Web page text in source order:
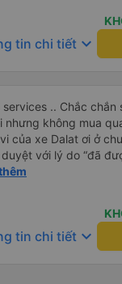
k đòi hỏi gì nhìu
để đi vệ sinh.
tin chi tiết keyboard_arrow_down
services .. Chắc
nhưng không mua
của xe Dalat ơi ở
với lý do “đã
tôi là khách hàng
vì xử lý tào lao này.
về trải nghiệm
tin chi tiết keyboard_arrow_down